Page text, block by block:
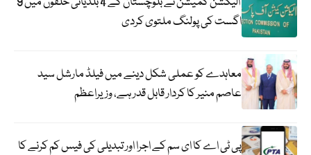
اگست کی پولنگ ملتوی کردی
معاہدے کو عملی شکل دینے میں فیلڈ مارشل سید
عاصم منیر کا کردار قابل قدر ہے، وزیراعظم
پی ٹی اے کا ای سم کے اجرا اور تبدیلی کی فیس کم کرنے کا